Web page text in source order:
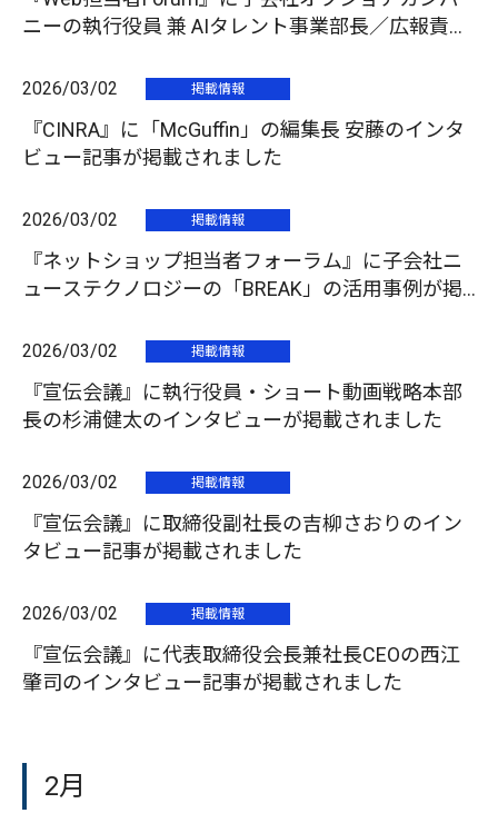
ニーの執行役員 兼 AIタレント事業部長／広報責任
が掲載
2026/03/02 掲載情報
『CINRA』に「McGuffin」の編集長 安藤のインタ
ビュー記事が掲載されました
2026/03/02 掲載情報
『ネットショップ担当者フォーラム』に子会社ニ
ューステクノロジーの「BREAK」の活用事例が掲
2026/03/02 掲載情報
『宣伝会議』に執行役員・ショート動画戦略本部
長の杉浦健太のインタビューが掲載されました
2026/03/02 掲載情報
『宣伝会議』に取締役副社長の吉柳さおりのイン
タビュー記事が掲載されました
2026/03/02 掲載情報
『宣伝会議』に代表取締役会長兼社長CEOの西江
肇司のインタビュー記事が掲載されました
2月